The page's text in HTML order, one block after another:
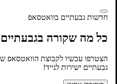
לפי סעיף 27א לחוק זכויות יוצרים. במידה וידוע מי צילם
בקשה לצרף קרדיט או להסרה
חדשות גבעתיים בוואטסאפ
כל מה שקורה
הצטרפו עכשיו לקבוצת הוואטסאפ
גבעתיים ישירות לנייד!